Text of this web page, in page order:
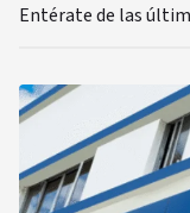
Entérate de las